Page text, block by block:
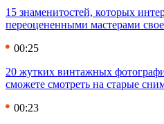
15 знаменитостей, которых
переоцененными мастерами
00:25
20 жутких винтажных
сможете смотреть на старые
00:23